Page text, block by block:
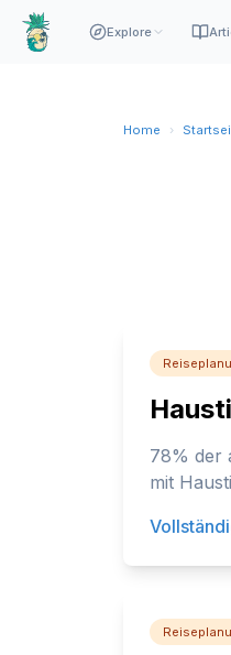
Explore
Home ›
78% der
mit